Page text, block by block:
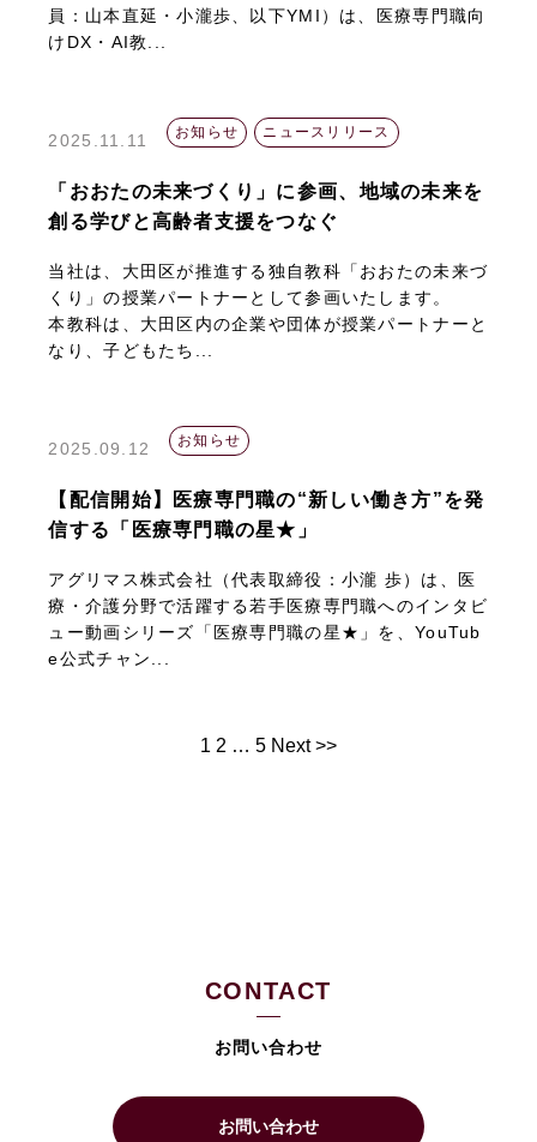
員：山本直延・小瀧歩、以下YMI）は、医療専門職向
けDX・AI教...
2025.11.11 お知らせ ニュースリリース
「おおたの未来づくり」に参画、地域の未来を
創る学びと高齢者支援をつなぐ
当社は、大田区が推進する独自教科「おおたの未来づ
くり」の授業パートナーとして参画いたします。
本教科は、大田区内の企業や団体が授業パートナーと
なり、子どもたち...
2025.09.12 お知らせ
【配信開始】医療専門職の“新しい働き方”を発
信する「医療専門職の星★」
アグリマス株式会社（代表取締役：小瀧 歩）は、医
療・介護分野で活躍する若手医療専門職へのインタビ
ュー動画シリーズ「医療専門職の星★」を、YouTub
e公式チャン...
1 2 … 5 Next >>
CONTACT
お問い合わせ
お問い合わせ